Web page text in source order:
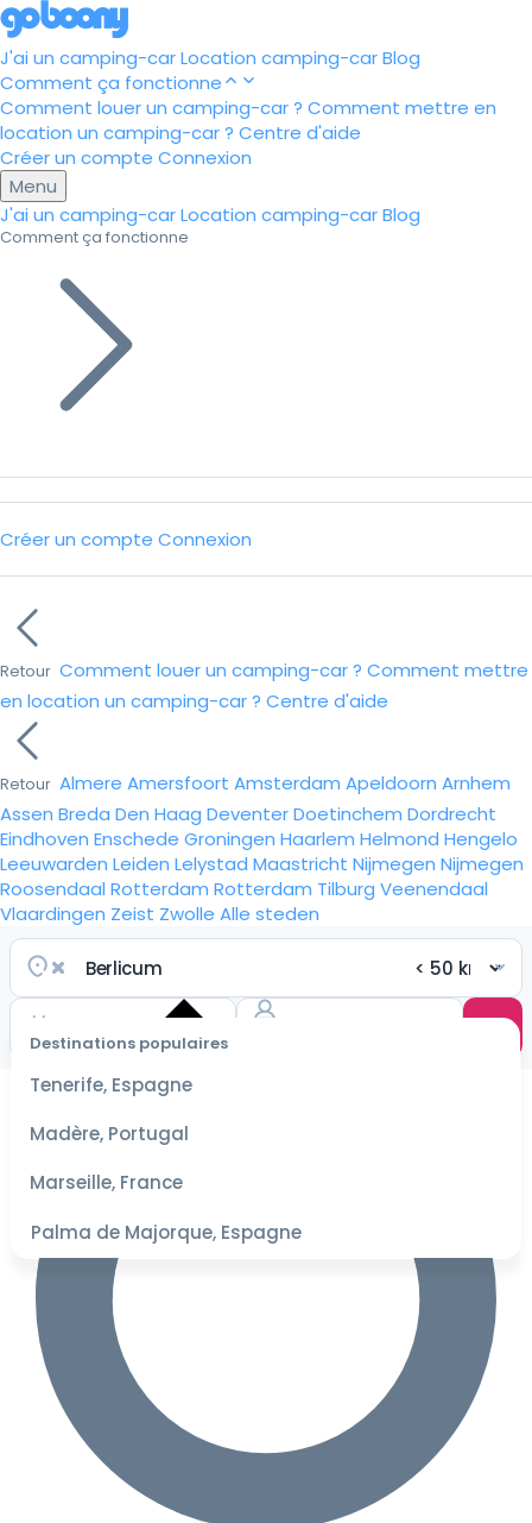
J'ai un camping-carLocation camping-carBlog
Comment ça fonctionne
Comment louer un camping-car ? Comment mettre en
location un camping-car ? Centre d'aide
Créer un compte Connexion
Menu
J'ai un camping-carLocation camping-carBlog
Comment ça fonctionne
Créer un compte Connexion
Retour Comment louer un camping-car ? Comment mettre
en location un camping-car ? Centre d'aide
Retour Almere Amersfoort Amsterdam Apeldoorn Arnhem
Assen Breda Den Haag DeventerDoetinchem Dordrecht
Eindhoven Enschede Groningen Haarlem Helmond Hengelo
Leeuwarden Leiden Lelystad Maastricht Nijmegen Nijmegen
Roosendaal Rotterdam Rotterdam Tilburg Veenendaal
Vlaardingen Zeist Zwolle Alle steden
Destinations populaires
Tenerife, Espagne
Madère, Portugal
Marseille, France
Palma de Majorque, Espagne
Choisir
les
pour les
tarifs